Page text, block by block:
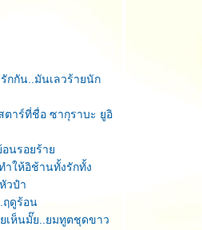
กกัน..มันเลวร้ายนัก
ตาร์ที่ชื่อ ซากุราบะ ยูอิ
อนรอยร้า
ำให้อิช้านทั้งรักทั้ง
วปำ
ฤดูร้อน
ยเห็นมั๊ย..ยมทูตชุดขาว